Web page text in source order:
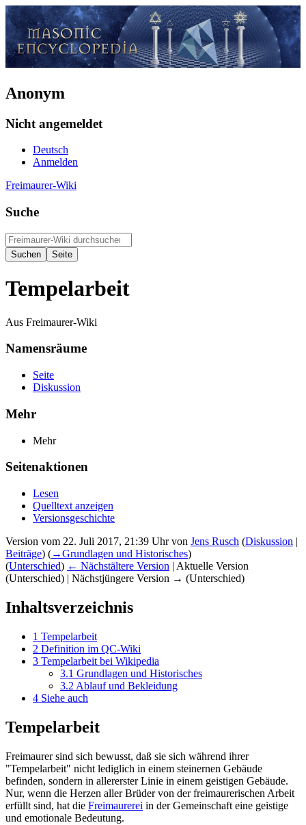
Anonym
Nicht angemeldet
Deutsch
Anmelden
Freimaurer-Wiki
Suche
Tempelarbeit
Aus Freimaurer-Wiki
Namensräume
Seite
Diskussion
Mehr
Mehr
Seitenaktionen
Lesen
Quelltext anzeigen
Versionsgeschichte
Version vom 22. Juli 2017, 21:39 Uhr von Jens Rusch (Diskussion |
Beiträge) (→‎Grundlagen und Historisches)
(Unterschied) ← Nächstältere Version | Aktuelle Version
(Unterschied) | Nächstjüngere Version → (Unterschied)
Inhaltsverzeichnis
1 Tempelarbeit
2 Definition im QC-Wiki
3 Tempelarbeit bei Wikipedia
3.1 Grundlagen und Historisches
3.2 Ablauf und Bekleidung
4 Siehe auch
Tempelarbeit
Freimaurer sind sich bewusst, daß sie sich während ihrer
"Tempelarbeit" nicht lediglich in einem steinernen Gebäude
befinden, sondern in allererster Linie in einem geistigen Gebäude.
Nur, wenn die Herzen aller Brüder von der freimaurerischen Arbeit
erfüllt sind, hat die Freimaurerei in der Gemeinschaft eine geistige
und emotionale Bedeutung.